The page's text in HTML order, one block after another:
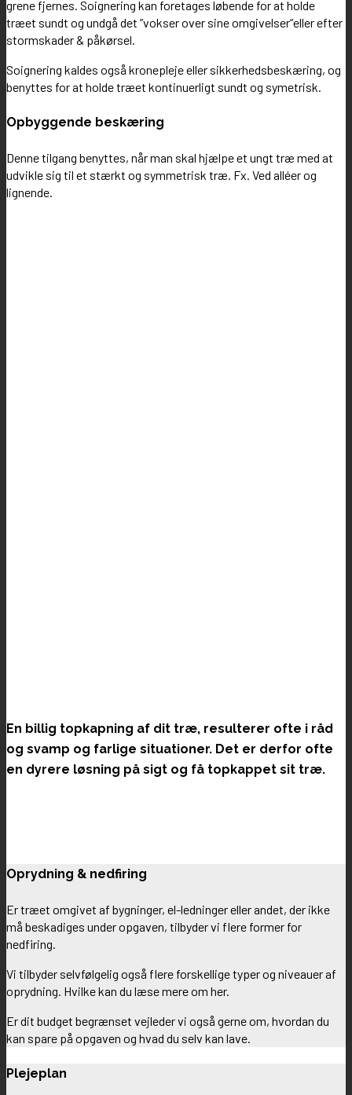
grene fjernes. Soignering kan foretages løbende for at holde
træet sundt og undgå det ”vokser over sine omgivelser”eller efter
stormskader & påkørsel.
Soignering kaldes også kronepleje eller sikkerhedsbeskæring, og
benyttes for at holde træet kontinuerligt sundt og symetrisk.
Opbyggende beskæring
Denne tilgang benyttes, når man skal hjælpe et ungt træ med at
udvikle sig til et stærkt og symmetrisk træ. Fx. Ved alléer og
lignende.
En billig topkapning af dit træ, resulterer ofte i råd
og svamp og farlige situationer. Det er derfor ofte
en dyrere løsning på sigt og få topkappet sit træ.
Oprydning & nedfiring
Er træet omgivet af bygninger, el-ledninger eller andet, der ikke
må beskadiges under opgaven, tilbyder vi flere former for
nedfiring.
Vi tilbyder selvfølgelig også flere forskellige typer og niveauer af
oprydning. Hvilke kan du læse mere om her.
Er dit budget begrænset vejleder vi også gerne om, hvordan du
kan spare på opgaven og hvad du selv kan lave.
Plejeplan